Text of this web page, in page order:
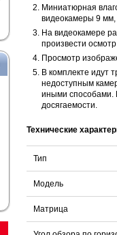
Proline PR-HPT615TY
6 137 руб.
Миниатюрная
видеокамеры 9 мм,
На видеокамере
произвести
Просмотр
В комплекте идут
недоступным
иными способами.
досягаемости.
Технические
Тип
Модель
Матрица